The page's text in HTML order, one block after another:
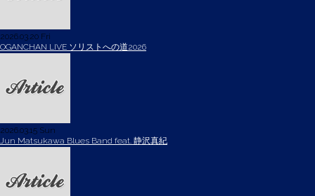
2026.03.20 Fri
OGANCHAN LIVE ソリストへの道2026
2026.03.15 Sun
Jun Matsukawa Blues Band feat. 静沢真紀